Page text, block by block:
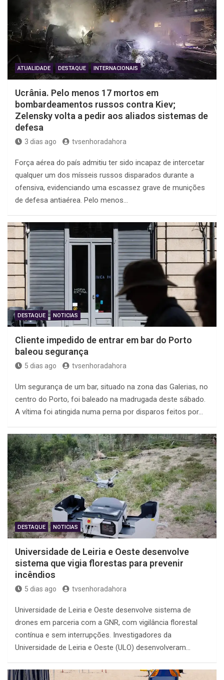
ATUALIDADE DESTAQUE INTERNACIONAIS
Ucrânia. Pelo menos 17 mortos em
bombardeamentos russos contra Kiev;
Zelensky volta a pedir aos aliados sistemas de
defesa
3 dias ago tvsenhoradahora
Força aérea do país admitiu ter sido incapaz de intercetar
qualquer um dos mísseis russos disparados durante a
ofensiva, evidenciando uma escassez grave de munições
de defesa antiaérea. Pelo menos…
DESTAQUE NOTICIAS
Cliente impedido de entrar em bar do Porto
baleou segurança
5 dias ago tvsenhoradahora
Um segurança de um bar, situado na zona das Galerias, no
centro do Porto, foi baleado na madrugada deste sábado.
A vítima foi atingida numa perna por disparos feitos por…
DESTAQUE NOTICIAS
Universidade de Leiria e Oeste desenvolve
sistema que vigia florestas para prevenir
incêndios
5 dias ago tvsenhoradahora
Universidade de Leiria e Oeste desenvolve sistema de
drones em parceria com a GNR, com vigilância florestal
contínua e sem interrupções. Investigadores da
Universidade de Leiria e Oeste (ULO) desenvolveram…